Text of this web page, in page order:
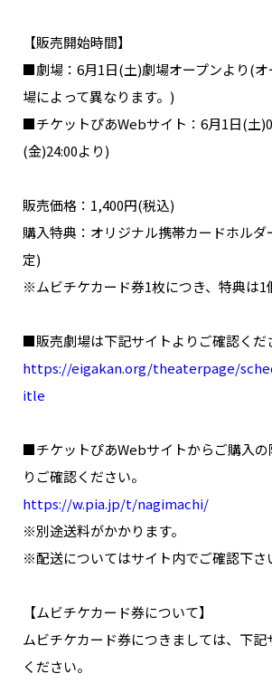
NAKAMA入会
CHIZULOG
FAQ
メールマガジン登録/解除
【販売開始時間】
■劇場：6月1日(土)劇場オープンより(オ
場によって異なります。)
■チケットぴあWebサイト：6月1日(土
(金)24:00より)
販売価格：1,400円(税込)
購入特典：オリジナル携帯カードホル
定)
※ムビチケカード券1枚につき、特典は1
■販売劇場は下記サイトよりご確認くだ
https://eigakan.org/theaterpage/
itle
■チケットぴあWebサイトからご購入の
りご確認ください。
https://w.pia.jp/t/nagimachi/
※別途送料がかかります。
※配送についてはサイト内でご確認下さ
【ムビチケカード券について】
ムビチケカード券につきましては、下
ください。